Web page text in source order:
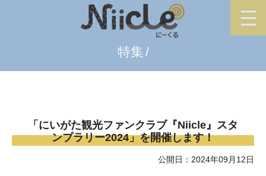
特集
「にいがた観光ファンクラブ『Niicle』スタ
ンプラリー2024」を開催します！
公開日：2024年09月12日